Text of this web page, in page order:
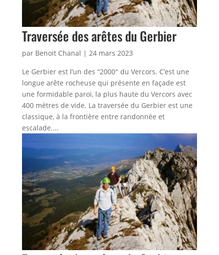
Traversée des arêtes du Gerbier
par Benoit Chanal | 24 mars 2023
Le Gerbier est l’un des “2000″ du Vercors. C’est une
longue arête rocheuse qui présente en façade est
une formidable paroi, la plus haute du Vercors avec
400 mètres de vide. La traversée du Gerbier est une
classique, à la frontière entre randonnée et
escalade....